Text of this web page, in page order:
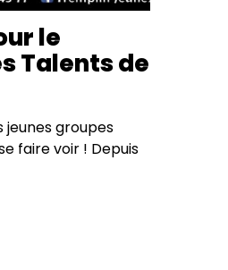
le
Talents de
jeunes groupes
faire voir ! Depuis